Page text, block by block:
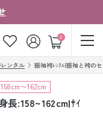
0
カート
の流れ
ンタル 振袖袴ﾚﾝﾀﾙ|振袖と袴のセ
〜162cm
長:158~162cm|ｻｲ